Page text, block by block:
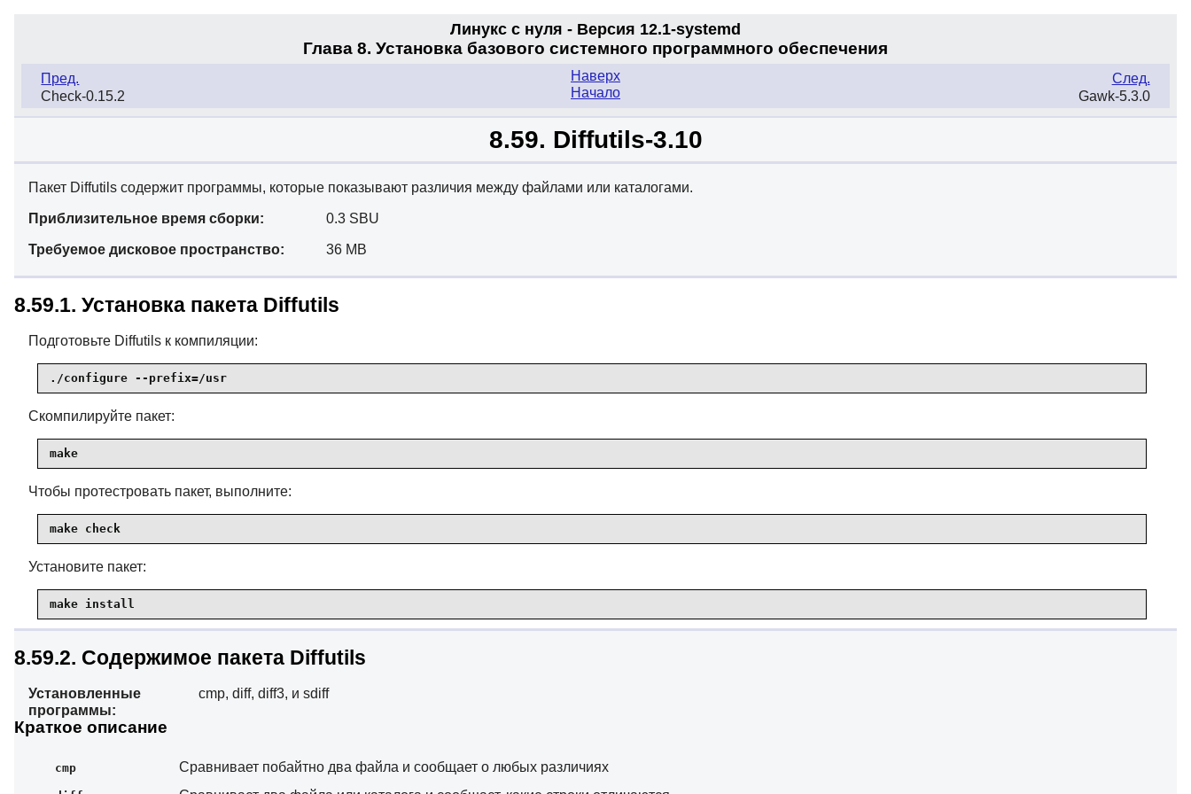
Линукс с нуля - Версия 12.1-systemd
Глава 8. Установка базового системного программного обеспечения
Пред.
Check-0.15.2
След.
Gawk-5.3.0
Наверх
Начало
8.59. Diffutils-3.10
Пакет Diffutils содержит программы, которые показывают различия между файлами или каталогами.
Приблизительное время сборки: 0.3 SBU
Требуемое дисковое пространство: 36 MB
8.59.1. Установка пакета Diffutils
Подготовьте Diffutils к компиляции:
./configure --prefix=/usr
Скомпилируйте пакет:
make
Чтобы протестровать пакет, выполните:
make check
Установите пакет:
make install
8.59.2. Содержимое пакета Diffutils
Установленные
программы:
cmp, diff, diff3, и sdiff
Краткое описание
cmp Сравнивает побайтно два файла и сообщает о любых различиях